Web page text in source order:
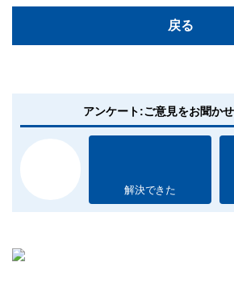
戻る
アンケート:ご意見をお聞か
解決できた